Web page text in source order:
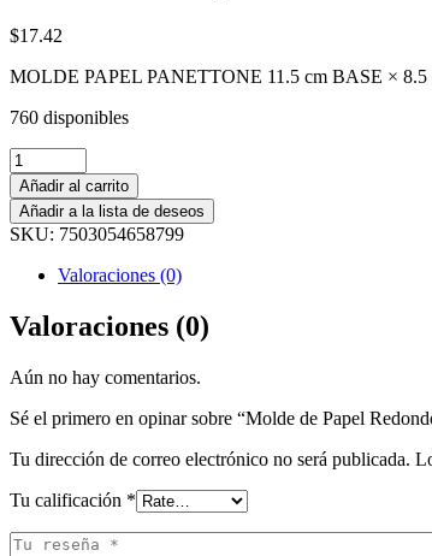
$17.42
MOLDE PAPEL PANETTONE 11.5 cm BASE × 8.5
760 disponibles
Añadir al carrito
Añadir a la lista de deseos
SKU: 7503054658799
Valoraciones (0)
Valoraciones (0)
Aún no hay comentarios.
Sé el primero en opinar sobre “Molde de Papel
Tu dirección de correo electrónico no será publicada.
Tu calificación *